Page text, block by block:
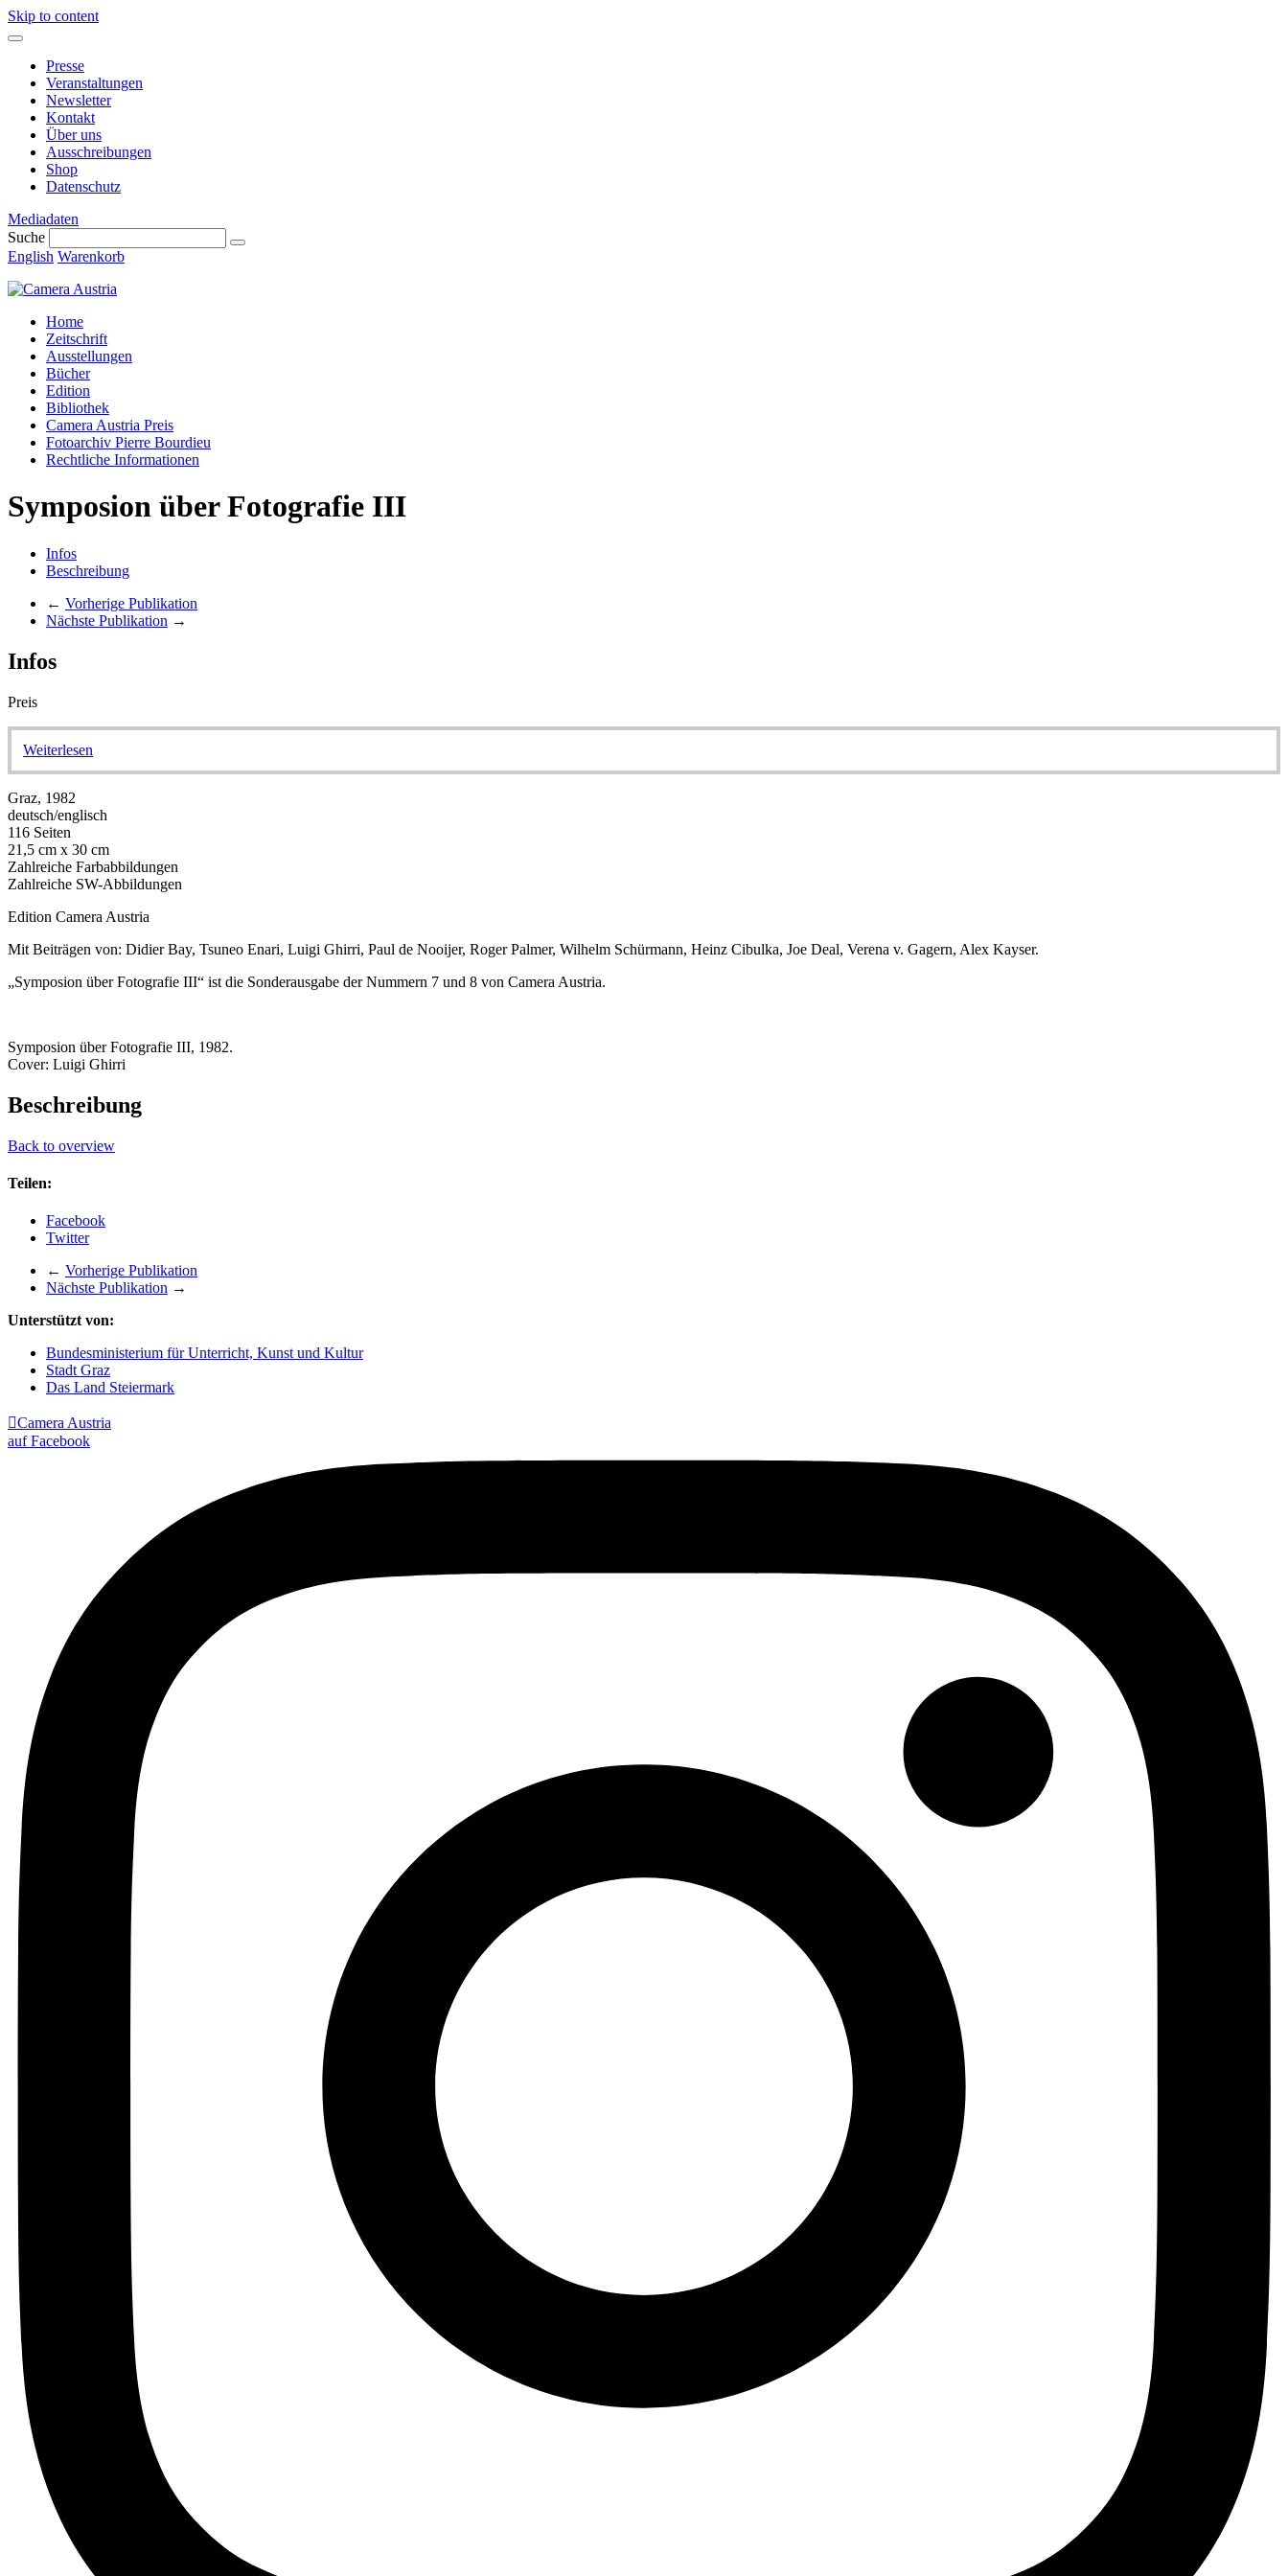
Skip to content
Presse
Veranstaltungen
Newsletter
Kontakt
Über uns
Ausschreibungen
Shop
Datenschutz
Mediadaten
Suche
English Warenkorb
Home
Zeitschrift
Ausstellungen
Bücher
Edition
Bibliothek
Camera Austria Preis
Fotoarchiv Pierre Bourdieu
Rechtliche Informationen
Symposion über Fotografie III
Infos
Beschreibung
← Vorherige Publikation
Nächste Publikation →
Infos
Preis
Weiterlesen
Graz, 1982
deutsch/englisch
116 Seiten
21,5 cm x 30 cm
Zahlreiche Farbabbildungen
Zahlreiche SW-Abbildungen
Edition Camera Austria
Mit Beiträgen von: Didier Bay, Tsuneo Enari, Luigi Ghirri, Paul de Nooijer, Roger Palmer, Wilhelm Schürmann, Heinz Cibulka, Joe Deal, Verena v. Gagern, Alex Kayser.
„Symposion über Fotografie III“ ist die Sonderausgabe der Nummern 7 und 8 von Camera Austria.
Symposion über Fotografie III, 1982.
Cover: Luigi Ghirri
Beschreibung
Back to overview
Teilen:
Facebook
Twitter
← Vorherige Publikation
Nächste Publikation →
Unterstützt von:
Bundesministerium für Unterricht, Kunst und Kultur
Stadt Graz
Das Land Steiermark
Camera Austria
auf Facebook